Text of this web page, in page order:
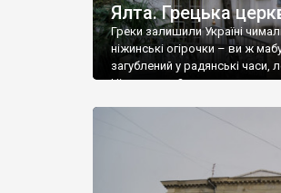
Ялта. Грецька
Греки залишили Україні
ніжинські огірочки – ви ж
загублений у радянські часи,
Ніжин греки?